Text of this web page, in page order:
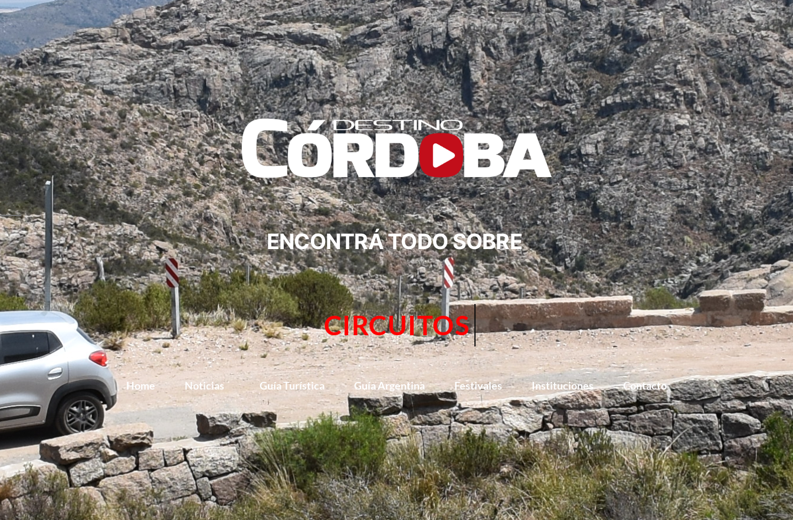
ENCONTRÁ TODO SOBRE
TURISMO
Home Noticias Guía Turística Guía Argentina Festivales Instituciones Contacto